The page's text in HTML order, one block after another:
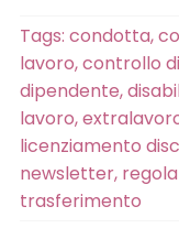
Tags:condotta,
lavoro,controllo
dipendente,
lavoro,
licenziamento
newsletter,
trasferimento